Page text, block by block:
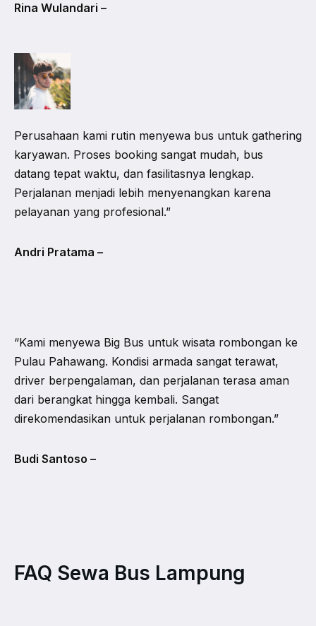
Rina Wulandari –
Perusahaan kami rutin menyewa bus untuk gathering
karyawan. Proses booking sangat mudah, bus
datang tepat waktu, dan fasilitasnya lengkap.
Perjalanan menjadi lebih menyenangkan karena
pelayanan yang profesional.”
Andri Pratama –
“Kami menyewa Big Bus untuk wisata rombongan ke
Pulau Pahawang. Kondisi armada sangat terawat,
driver berpengalaman, dan perjalanan terasa aman
dari berangkat hingga kembali. Sangat
direkomendasikan untuk perjalanan rombongan.”
Budi Santoso –
FAQ Sewa Bus Lampung